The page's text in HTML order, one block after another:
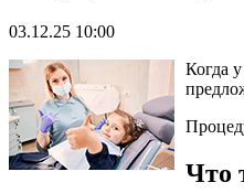
03.12.25 10:00
Когда
Что